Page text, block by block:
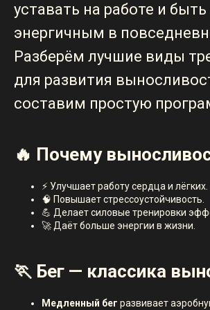
уставать на работе и быть
энергичным в
Разберём лучшие виды
для развития
составим простую
🔥 Почему
⚡ Улучшает работу сердца и лёгких.
🧠 Повышает стрессоустойчивость.
💪 Делает силовые тренировки
🚀 Даёт больше энергии в жизни.
🏃 Бег — классика
Медленный бег развивает